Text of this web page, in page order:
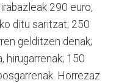
290 euro,
ditu saritzat; 250
gelditzen denak;
hirugarrenak; 150
Horrezaz